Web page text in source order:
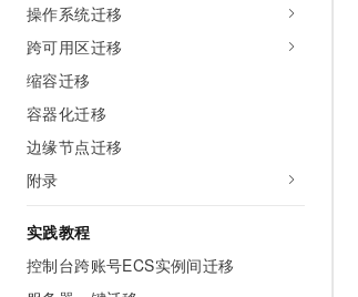
操作系统迁移
跨可用区迁移
缩容迁移
容器化迁移
边缘节点迁移
附录
实践教程
控制台跨账号ECS实例间迁移